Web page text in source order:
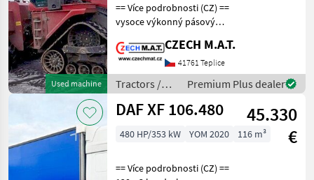
Used machine
== Více podrobnosti (CZ) ==
vysoce výkonný pásový
polní práce - maximální
tahová síla a efektivita CASE
Quadtrac 620 Hi-eSCR rok
výroby
CZECH M.A.T.
41761 Teplice
Tractors /
Case IH
Premium Plus dealer
DAF XF 106.480
45.330
€
480 HP/353 kW YOM 2020 116 m³
== Více podrobnosti (CZ) ==